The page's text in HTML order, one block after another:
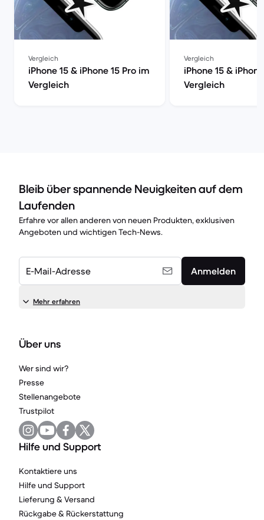
Vergleich
iPhone 15 & iPhone 15 Pro im
Vergleich
Vergleich
iPhone 15 &
Vergleich
Bleib über spannende Neuigkeiten auf dem
Laufenden
Erfahre vor allen anderen von neuen Produkten, exklusiven
Angeboten und wichtigen Tech-News.
E-Mail-Adresse Anmelden
Mehr erfahren
Über uns
Wer sind wir?
Presse
Stellenangebote
Trustpilot
Hilfe und Support
Kontaktiere uns
Hilfe und Support
Lieferung & Versand
Rückgabe & Rückerstattung